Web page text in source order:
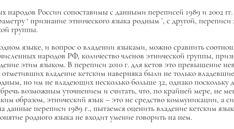
народов России сопоставимы с данными переписей 1989 и 2002
‘ признание этнического языка родным ’, с другой,
группы.
языке, и вопрос о владении языками, можно сравнить
народов РФ, количество членов этнической группы,
этим языком. В переписи 2010 г. для кетов это превышение
владение кетским наверняка были не только
но им не владеющих несколько больше 32, однако поскольку
возможным уточнением и считать, что, по крайней мере, не
образом, этнический язык – это не средство коммуникации, а
переписи 1989 г., пытаемся оценить владение кетским
родного языка не входит умение говорить на нем.